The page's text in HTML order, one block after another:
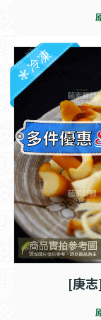
[庚
冷凍